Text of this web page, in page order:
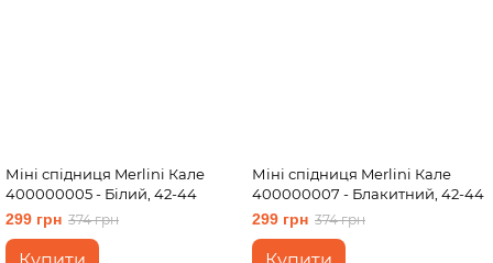
Міні спідниця Merlini Кале
400000005 - Білий, 42-44
299 грн 374 грн
Міні спідниця Merlini Кале
400000007 - Блакитний, 42-44
299 грн 374 грн